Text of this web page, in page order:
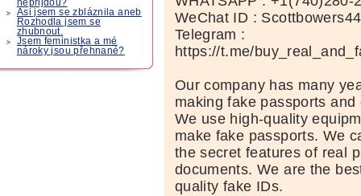
nepřijdou?
Asi jsem se zbláznila aneb
Rozhodla jsem se
zhubnout.
Jsem feministka a mé
nároky jsou přehnané?
WeChat ID : Scottbowers44
Telegram :
https://t.me/
Our company has many
making fake passports
We use high-quality
make fake passports. We
the secret features of real
documents. We are the
quality fake IDs.